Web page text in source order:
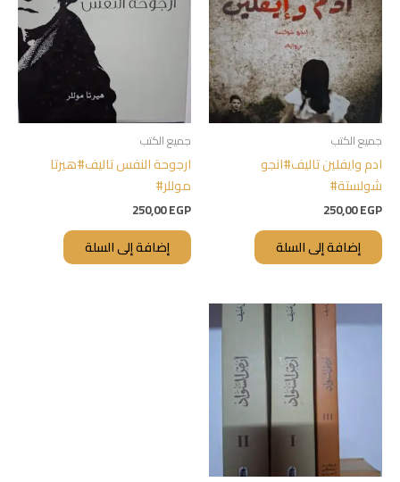
جميع الكتب
ادم وايفلين تاليف#انجو
شولستة#
250,00EGP
إضافة إلى السلة
جميع الكتب
ارجوحة النفس تاليف#هيرتا
موللر#
250,00EGP
إضافة إلى السلة